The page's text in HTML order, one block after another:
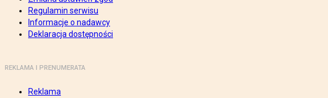
Regulamin serwisu
Informacje o nadawcy
Deklaracja dostępności
REKLAMA I PRENUMERATA
Reklama